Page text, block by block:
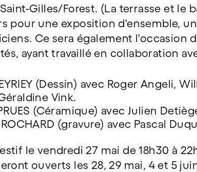
Gilles/Forest. (La terrasse et le
pour une exposition d'ensemble,
Ce sera également l'occasion
ayant travaillé en collaboration
EYRIEY (Dessin) avec Roger Angeli,
Vink.
(Céramique) avec Julien
ROCHARD (gravure) avec Pascal
le vendredi 27 mai de 18h30 à
ouverts les 28, 29 mai, 4 et 5